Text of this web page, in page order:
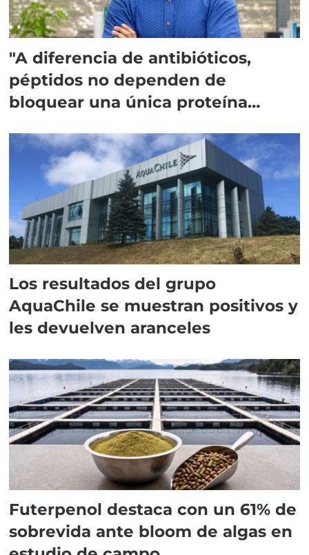
"A diferencia de antibióticos,
péptidos no dependen de
bloquear una única proteína
Los resultados del grupo
AquaChile se muestran positivos y
les devuelven aranceles
Futerpenol destaca con un 61% de
sobrevida ante bloom de algas en